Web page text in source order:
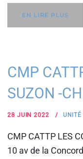
EN LIRE PLUS
CMP
SUZON -
28 JUIN 2022 UNITÉ
CMP CATTP LES
10 av de la